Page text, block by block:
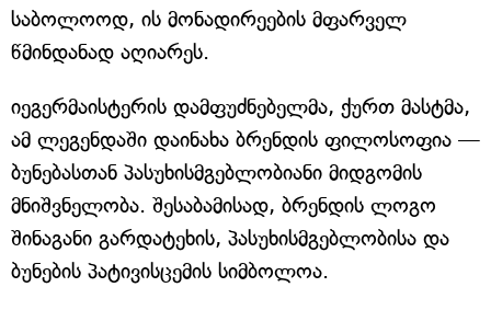
საბოლოოდ, ის მონადირეების მფარველ
წმინდანად აღიარეს.
იეგერმაისტერის დამფუძნებელმა, ქურთ მასტმა,
ამ ლეგენდაში დაინახა ბრენდის ფილოსოფია —
ბუნებასთან პასუხისმგებლობიანი მიდგომის
მნიშვნელობა. შესაბამისად, ბრენდის ლოგო
შინაგანი გარდატეხის, პასუხისმგებლობისა და
ბუნების პატივისცემის სიმბოლოა.